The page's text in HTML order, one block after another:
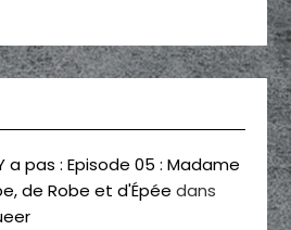
a pas : Episode 05 : Madame
de Robe et d'Épée dans